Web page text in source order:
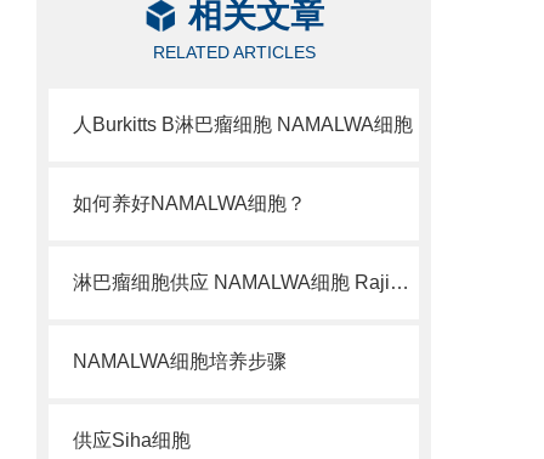
相关文章
RELATED ARTICLES
人Burkitts B淋巴瘤细胞 NAMALWA细胞
如何养好NAMALWA细胞？
淋巴瘤细胞供应 NAMALWA细胞 Raji细胞
NAMALWA细胞培养步骤
供应Siha细胞